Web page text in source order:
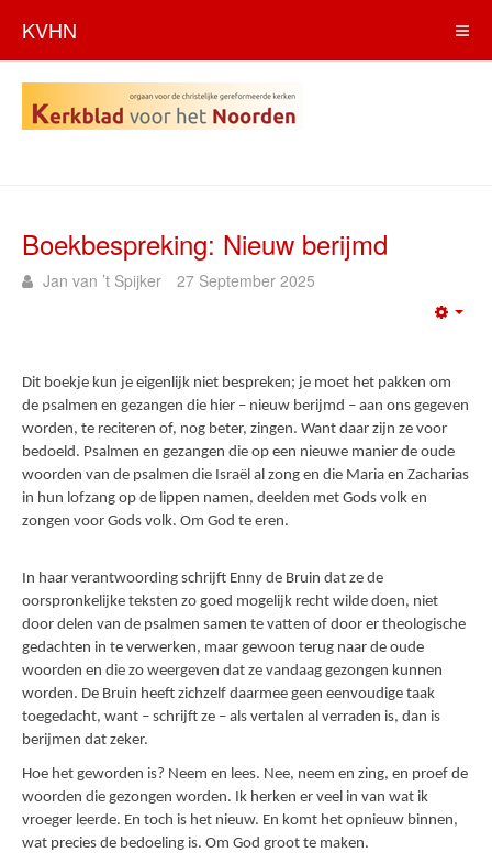
KVHN
Boekbespreking: Nieuw berijmd
Jan van ’t Spijker 27 September 2025
Dit boekje kun je eigenlijk niet bespreken; je moet het pakken om
de psalmen en gezangen die hier – nieuw berijmd – aan ons gegeven
worden, te reciteren of, nog beter, zingen. Want daar zijn ze voor
bedoeld. Psalmen en gezangen die op een nieuwe manier de oude
woorden van de psalmen die Israël al zong en die Maria en Zacharias
in hun lofzang op de lippen namen, deelden met Gods volk en
zongen voor Gods volk. Om God te eren.
In haar verantwoording schrijft Enny de Bruin dat ze de
oorspronkelijke teksten zo goed mogelijk recht wilde doen, niet
door delen van de psalmen samen te vatten of door er theologische
gedachten in te verwerken, maar gewoon terug naar de oude
woorden en die zo weergeven dat ze vandaag gezongen kunnen
worden. De Bruin heeft zichzelf daarmee geen eenvoudige taak
toegedacht, want – schrijft ze – als vertalen al verraden is, dan is
berijmen dat zeker.
Hoe het geworden is? Neem en lees. Nee, neem en zing, en proef de
woorden die gezongen worden. Ik herken er veel in van wat ik
vroeger leerde. En toch is het nieuw. En komt het opnieuw binnen,
wat precies de bedoeling is. Om God groot te maken.